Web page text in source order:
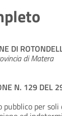
DI
di Matera
N. 129 DEL
pubblico per